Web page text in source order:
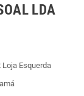
LDA
Esquerda